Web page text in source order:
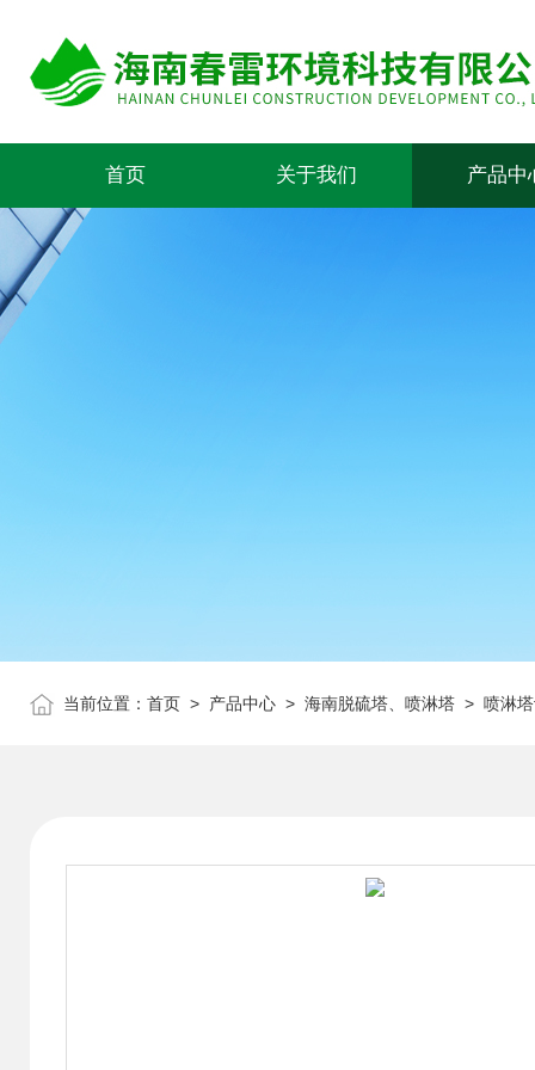
首页 关于我们 产品中
当前位置： 首页 > 产品中心 > 海南脱硫塔、喷淋塔 > 喷淋